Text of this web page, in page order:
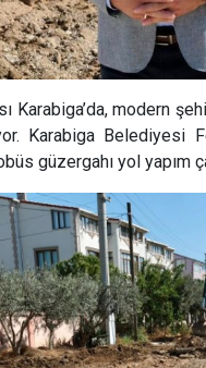
Karabiga’da, modern
Karabiga Belediyesi
güzergahı yol yapım